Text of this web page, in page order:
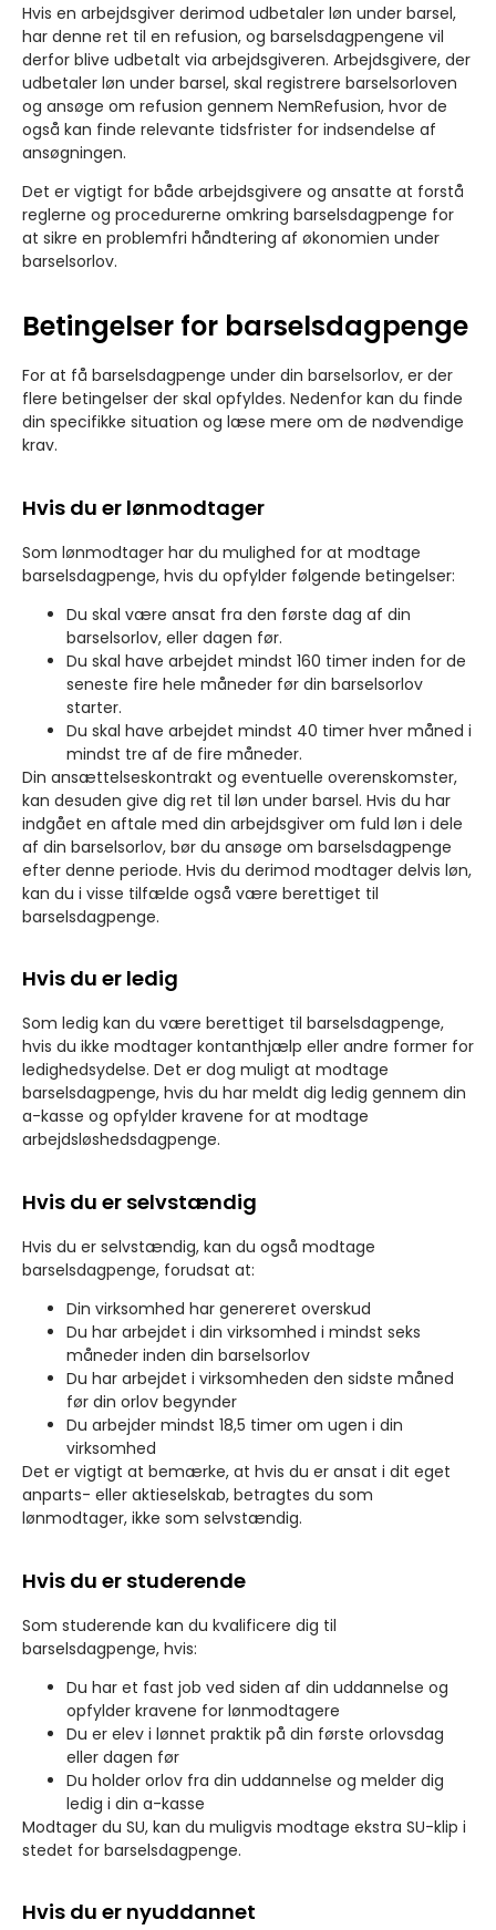
Hvis en arbejdsgiver derimod udbetaler løn under barsel,
har denne ret til en refusion, og barselsdagpengene vil
derfor blive udbetalt via arbejdsgiveren. Arbejdsgivere, der
udbetaler løn under barsel, skal registrere barselsorloven
og ansøge om refusion gennem NemRefusion, hvor de
også kan finde relevante tidsfrister for indsendelse af
ansøgningen.
Det er vigtigt for både arbejdsgivere og ansatte at forstå
reglerne og procedurerne omkring barselsdagpenge for
at sikre en problemfri håndtering af økonomien under
barselsorlov.
Betingelser for barselsdagpenge
For at få barselsdagpenge under din barselsorlov, er der
flere betingelser der skal opfyldes. Nedenfor kan du finde
din specifikke situation og læse mere om de nødvendige
krav.
Hvis du er lønmodtager
Som lønmodtager har du mulighed for at modtage
barselsdagpenge, hvis du opfylder følgende betingelser:
Du skal være ansat fra den første dag af din
barselsorlov, eller dagen før.
Du skal have arbejdet mindst 160 timer inden for de
seneste fire hele måneder før din barselsorlov
starter.
Du skal have arbejdet mindst 40 timer hver måned i
mindst tre af de fire måneder.
Din ansættelseskontrakt og eventuelle overenskomster,
kan desuden give dig ret til løn under barsel. Hvis du har
indgået en aftale med din arbejdsgiver om fuld løn i dele
af din barselsorlov, bør du ansøge om barselsdagpenge
efter denne periode. Hvis du derimod modtager delvis løn,
kan du i visse tilfælde også være berettiget til
barselsdagpenge.
Hvis du er ledig
Som ledig kan du være berettiget til barselsdagpenge,
hvis du ikke modtager kontanthjælp eller andre former for
ledighedsydelse. Det er dog muligt at modtage
barselsdagpenge, hvis du har meldt dig ledig gennem din
a-kasse og opfylder kravene for at modtage
arbejdsløshedsdagpenge.
Hvis du er selvstændig
Hvis du er selvstændig, kan du også modtage
barselsdagpenge, forudsat at:
Din virksomhed har genereret overskud
Du har arbejdet i din virksomhed i mindst seks
måneder inden din barselsorlov
Du har arbejdet i virksomheden den sidste måned
før din orlov begynder
Du arbejder mindst 18,5 timer om ugen i din
virksomhed
Det er vigtigt at bemærke, at hvis du er ansat i dit eget
anparts- eller aktieselskab, betragtes du som
lønmodtager, ikke som selvstændig.
Hvis du er studerende
Som studerende kan du kvalificere dig til
barselsdagpenge, hvis:
Du har et fast job ved siden af din uddannelse og
opfylder kravene for lønmodtagere
Du er elev i lønnet praktik på din første orlovsdag
eller dagen før
Du holder orlov fra din uddannelse og melder dig
ledig i din a-kasse
Modtager du SU, kan du muligvis modtage ekstra SU-klip i
stedet for barselsdagpenge.
Hvis du er nyuddannet